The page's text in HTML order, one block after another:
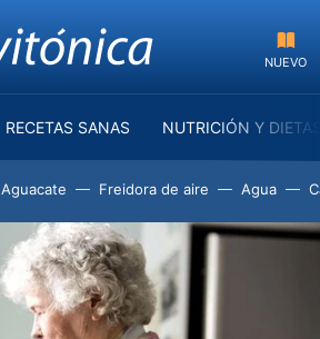
NUEVO
RECETAS SANAS NUTRICIÓN Y
Aguacate Freidora de aire Agua